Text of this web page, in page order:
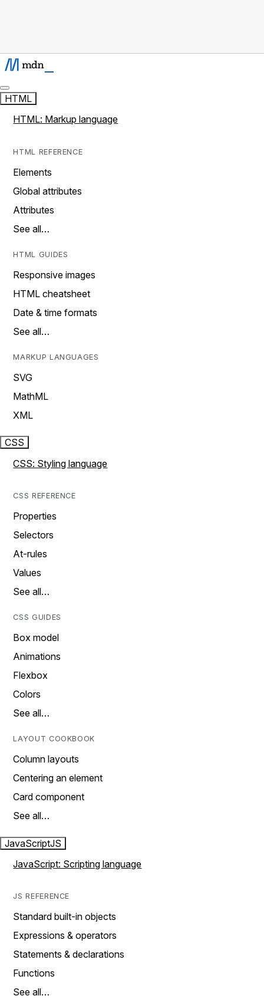
HTML
HTML: Markup language
HTML REFERENCE
Elements
Global attributes
Attributes
See all…
HTML GUIDES
Responsive images
HTML cheatsheet
Date & time formats
See all…
MARKUP LANGUAGES
SVG
MathML
XML
CSS
CSS: Styling language
CSS REFERENCE
Properties
Selectors
At-rules
Values
See all…
CSS GUIDES
Box model
Animations
Flexbox
Colors
See all…
LAYOUT COOKBOOK
Column layouts
Centering an element
Card component
See all…
JavaScriptJS
JavaScript: Scripting language
JS REFERENCE
Standard built-in objects
Expressions & operators
Statements & declarations
Functions
See all…